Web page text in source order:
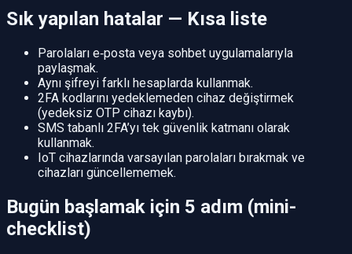
Sık yapılan hatalar — Kısa liste
Parolaları e‑posta veya sohbet uygulamalarıyla
paylaşmak.
Aynı şifreyi farklı hesaplarda kullanmak.
2FA kodlarını yedeklemeden cihaz değiştirmek
(yedeksiz OTP cihazı kaybı).
SMS tabanlı 2FA’yı tek güvenlik katmanı olarak
kullanmak.
IoT cihazlarında varsayılan parolaları bırakmak ve
cihazları güncellememek.
Bugün başlamak için 5 adım (mini-
checklist)